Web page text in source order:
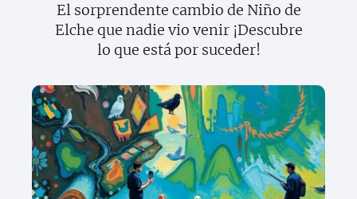
El sorprendente cambio de Niño de
Elche que nadie vio venir ¡Descubre
lo que está por suceder!